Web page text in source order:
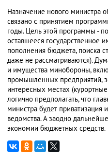
Назначение нового министра
связано с принятием
годы. Цель этой программы -
оставшееся государственное
пополнения бюджета, поиска
даже не рассматриваются).
и имущества минобороны,
промышленных предприятий,
интересных местах
логично предполагать, что
министра будет приватизация
ведомства. А заодно
экономии бюджетных средств.